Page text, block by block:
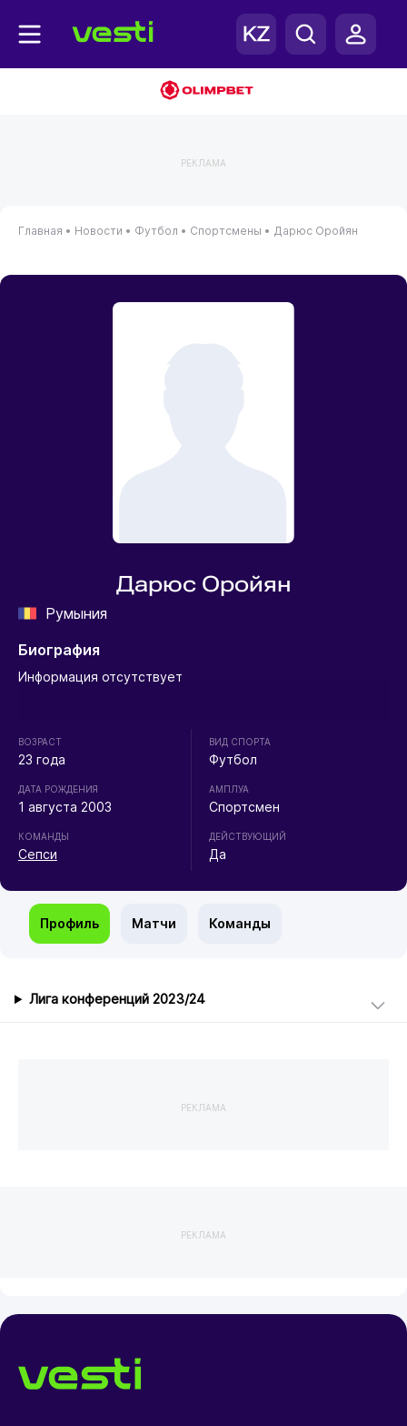
РЕКЛАМА
Главная • Новости • Футбол • Спортсмены • Дарюс Оройян
Дарюс Оройян
Румыния
Биография
Информация отсутствует
ВОЗРАСТ
23 года
ДАТА РОЖДЕНИЯ
1 августа 2003
КОМАНДЫ
Сепси
ВИД СПОРТА
Футбол
АМПЛУА
Спортсмен
ДЕЙСТВУЮЩИЙ
Да
Профиль Матчи Команды
Лига конференций 2023/24
РЕКЛАМА
РЕКЛАМА